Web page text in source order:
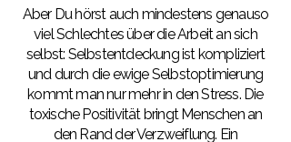
Aber Du hörst auch mindestens genauso
viel Schlechtes über die Arbeit an sich
selbst: Selbstentdeckung ist kompliziert
und durch die ewige Selbstoptimierung
kommt man nur mehr in den Stress. Die
toxische Positivität bringt Menschen an
den Rand der Verzweiflung. Ein